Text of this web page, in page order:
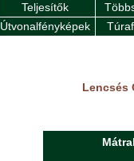
Teljesítők
Útvonalfényképek
Lencsés